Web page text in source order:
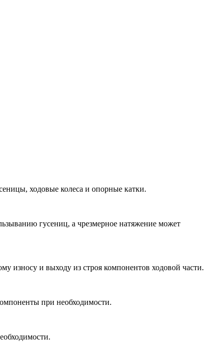
ходовые колеса и опорные катки.
гусениц, а чрезмерное натяжение может
износу и выходу из строя компонентов ходовой части.
при необходимости.